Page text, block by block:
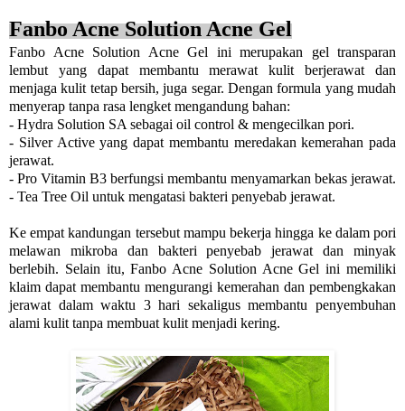
Fanbo Acne Solution Acne Gel
Fanbo Acne Solution Acne Gel ini merupakan gel transparan
lembut yang dapat membantu merawat kulit berjerawat dan
menjaga kulit tetap bersih, juga segar. Dengan formula yang mudah
menyerap tanpa rasa lengket mengandung bahan:
- Hydra Solution SA sebagai oil control & mengecilkan pori.
- Silver Active yang dapat membantu meredakan kemerahan pada
jerawat.
- Pro Vitamin B3 berfungsi membantu menyamarkan bekas jerawat.
- Tea Tree Oil untuk mengatasi bakteri penyebab jerawat.
Ke empat kandungan tersebut mampu bekerja hingga ke dalam pori
melawan mikroba dan bakteri penyebab jerawat dan minyak
berlebih. Selain itu, Fanbo Acne Solution Acne Gel ini memiliki
klaim dapat membantu mengurangi kemerahan dan pembengkakan
jerawat dalam waktu 3 hari sekaligus membantu penyembuhan
alami kulit tanpa membuat kulit menjadi kering.